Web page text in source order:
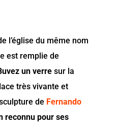
l’église du même nom
est remplie de
un verresur la
très vivante et
de Fernando
reconnu pour ses